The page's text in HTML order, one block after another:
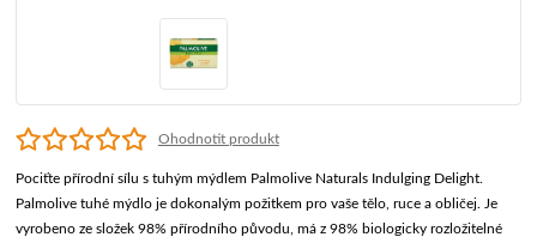
Ohodnotit produkt
Pociťte přírodní sílu s tuhým mýdlem Palmolive Naturals Indulging Delight.
Palmolive tuhé mýdlo je dokonalým požitkem pro vaše tělo, ruce a obličej. Je
vyrobeno ze složek 98% přírodního původu, má z 98% biologicky rozložitelné